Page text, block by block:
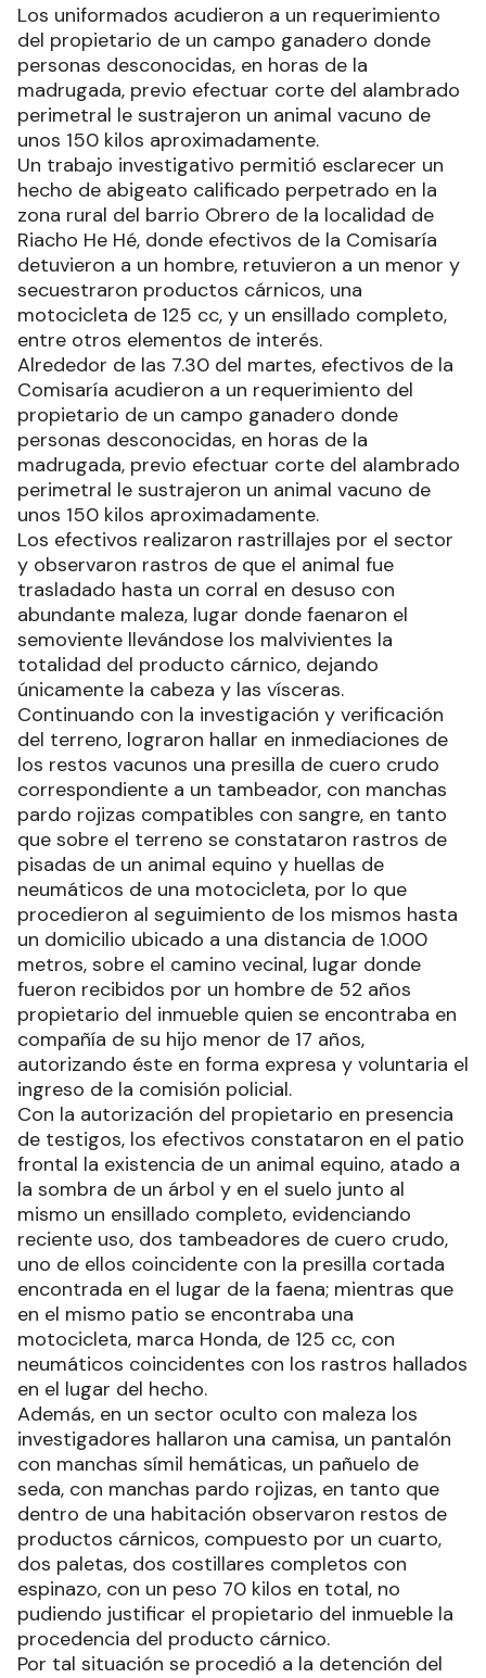
Los uniformados acudieron a un requerimiento
del propietario de un campo ganadero donde
personas desconocidas, en horas de la
madrugada, previo efectuar corte del alambrado
perimetral le sustrajeron un animal vacuno de
unos 150 kilos aproximadamente.
Un trabajo investigativo permitió esclarecer un
hecho de abigeato calificado perpetrado en la
zona rural del barrio Obrero de la localidad de
Riacho He Hé, donde efectivos de la Comisaría
detuvieron a un hombre, retuvieron a un menor y
secuestraron productos cárnicos, una
motocicleta de 125 cc, y un ensillado completo,
entre otros elementos de interés.
Alrededor de las 7.30 del martes, efectivos de la
Comisaría acudieron a un requerimiento del
propietario de un campo ganadero donde
personas desconocidas, en horas de la
madrugada, previo efectuar corte del alambrado
perimetral le sustrajeron un animal vacuno de
unos 150 kilos aproximadamente.
Los efectivos realizaron rastrillajes por el sector
y observaron rastros de que el animal fue
trasladado hasta un corral en desuso con
abundante maleza, lugar donde faenaron el
semoviente llevándose los malvivientes la
totalidad del producto cárnico, dejando
únicamente la cabeza y las vísceras.
Continuando con la investigación y verificación
del terreno, lograron hallar en inmediaciones de
los restos vacunos una presilla de cuero crudo
correspondiente a un tambeador, con manchas
pardo rojizas compatibles con sangre, en tanto
que sobre el terreno se constataron rastros de
pisadas de un animal equino y huellas de
neumáticos de una motocicleta, por lo que
procedieron al seguimiento de los mismos hasta
un domicilio ubicado a una distancia de 1.000
metros, sobre el camino vecinal, lugar donde
fueron recibidos por un hombre de 52 años
propietario del inmueble quien se encontraba en
compañía de su hijo menor de 17 años,
autorizando éste en forma expresa y voluntaria el
ingreso de la comisión policial.
Con la autorización del propietario en presencia
de testigos, los efectivos constataron en el patio
frontal la existencia de un animal equino, atado a
la sombra de un árbol y en el suelo junto al
mismo un ensillado completo, evidenciando
reciente uso, dos tambeadores de cuero crudo,
uno de ellos coincidente con la presilla cortada
encontrada en el lugar de la faena; mientras que
en el mismo patio se encontraba una
motocicleta, marca Honda, de 125 cc, con
neumáticos coincidentes con los rastros hallados
en el lugar del hecho.
Además, en un sector oculto con maleza los
investigadores hallaron una camisa, un pantalón
con manchas símil hemáticas, un pañuelo de
seda, con manchas pardo rojizas, en tanto que
dentro de una habitación observaron restos de
productos cárnicos, compuesto por un cuarto,
dos paletas, dos costillares completos con
espinazo, con un peso 70 kilos en total, no
pudiendo justificar el propietario del inmueble la
procedencia del producto cárnico.
Por tal situación se procedió a la detención del